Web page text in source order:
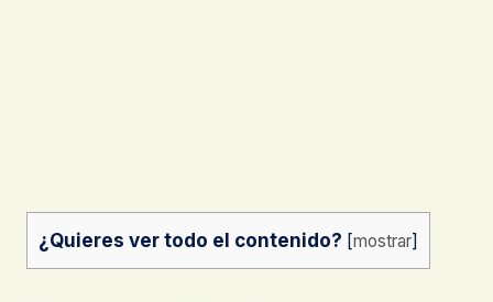
¿Quieres ver todo el contenido? [mostrar]